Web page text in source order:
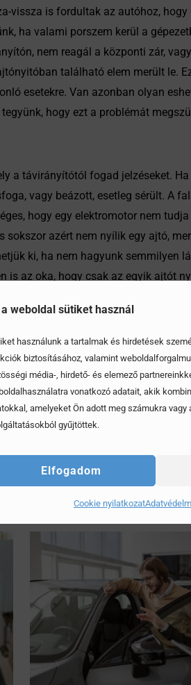
a weboldal sütiket használ
használunk a tartalmak és hirdetések
biztosításához, valamint
média-, hirdető- és elemező
vonatkozó adatait, akik
amelyeket Ön adott meg számukra vagy
gyűjtöttek.
Elfogadom
Cookie nyilatkozat
vissza is fordultak az autóhoz,
ha valami porszem kerül a
nem reagál a központi zár,
található elem merült le.
esetekre. Van azonban olyan
hogy ezt a problémát
a távirányítótól fogad jelzéseket.
vagy beázott, esetleg sérült. A
hogy egy elektromotor nem
azért nem nyílik egy ajtó,
ki, ha nem hagyunk semmilyen
az oka, hogy csak az egyik ajtót
akkor könnyedén
műhelyt, ahol gyorsan
aránylag könnyen
eredetileg szembe kellett